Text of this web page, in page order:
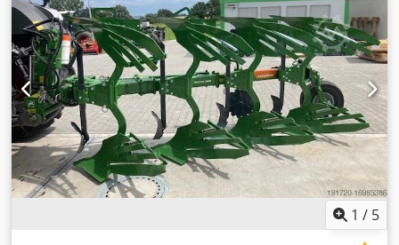
1 / 5